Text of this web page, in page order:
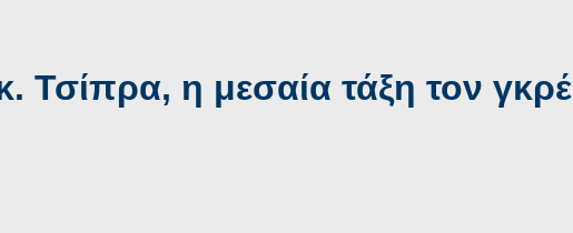
Τσίπρα, η μεσαία τάξη τον